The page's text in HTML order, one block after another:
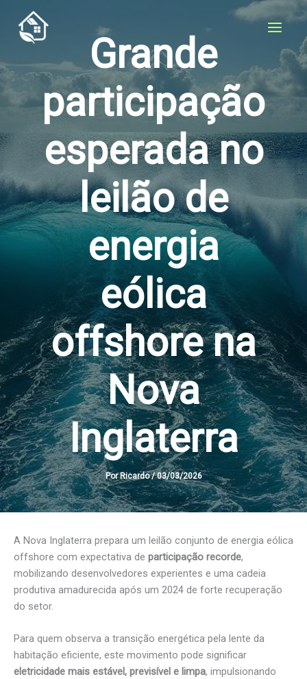
content
Grande
participação
esperada no
leilão de
energia
eólica
offshore na
Nova
Inglaterra
Por Ricardo/03/03/2026
A Nova Inglaterra prepara um leilão conjunto de energia eólica
offshore com expectativa de participação recorde,
mobilizando desenvolvedores experientes e uma cadeia
produtiva amadurecida após um 2024 de forte recuperação
do setor.
Para quem observa a transição energética pela lente da
habitação eficiente, este movimento pode significar
eletricidade mais estável, previsível e limpa, impulsionando